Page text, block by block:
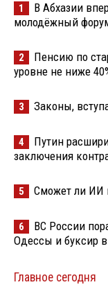
1
В Абхазии
молодёжный
2
Пенсию по
уровне не ниже
3 Законы,
4
Путин
заключения
5 Сможет ли ИИ
6
ВС России
Одессы и буксир
Главное сегодня